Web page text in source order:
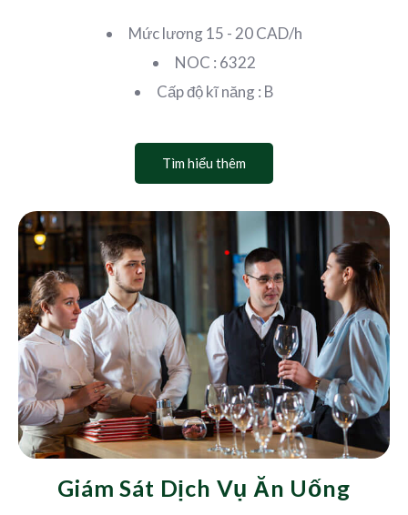
Mức lương 15 - 20 CAD/h
NOC : 6322
Cấp độ kĩ năng : B
Tìm hiểu thêm
Giám Sát Dịch Vụ Ăn Uống